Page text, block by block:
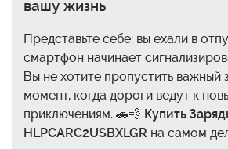
вашу жизнь
Представьте себе: вы ехали в
смартфон начинает
Вы не хотите пропустить важный
момент, когда дороги ведут к
приключениям. 🚗💨 Купить
HLPCARC2USBXLGR на самом